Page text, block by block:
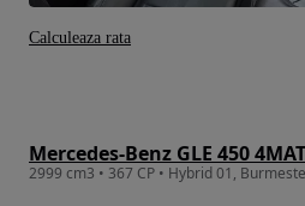
Calculeaza rata